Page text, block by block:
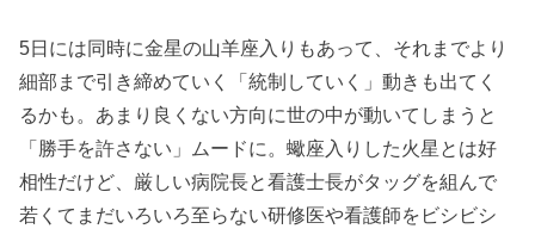
5日には同時に金星の山羊座入りもあって、それまでより
細部まで引き締めていく「統制していく」動きも出てく
るかも。あまり良くない方向に世の中が動いてしまうと
「勝手を許さない」ムードに。蠍座入りした火星とは好
相性だけど、厳しい病院長と看護士長がタッグを組んで
若くてまだいろいろ至らない研修医や看護師をビシビシ